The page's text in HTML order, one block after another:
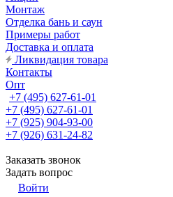
Монтаж
Отделка бань и саун
Примеры работ
Доставка и оплата
Ликвидация товара
Контакты
Опт
+7 (495) 627-61-01
+7 (495) 627-61-01
+7 (925) 904-93-00
+7 (926) 631-24-82
Заказать звонок
Задать вопрос
Войти